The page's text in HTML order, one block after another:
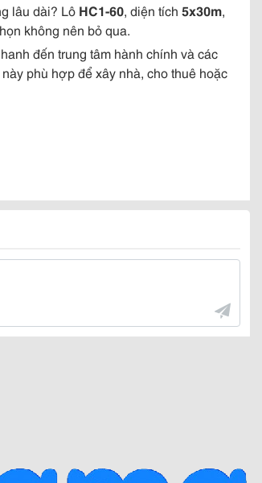
lâu dài? Lô HC1-60, diện tích 5x30m,
không nên bỏ qua.
đến trung tâm hành chính và các
này phù hợp để xây nhà, cho thuê hoặc